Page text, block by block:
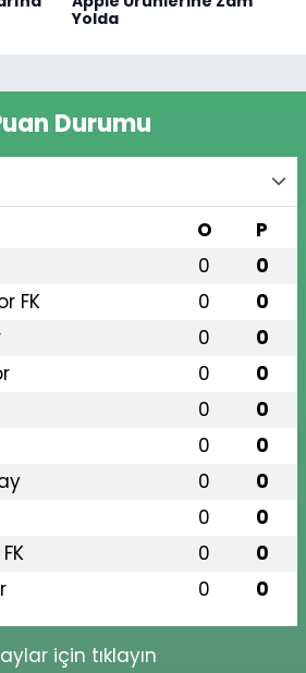
Yolda
Durumu
O P
0 0
FK 0 0
0 0
0 0
0 0
0 0
0 0
0 0
0 0
0 0
için tıklayın